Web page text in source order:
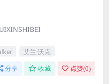
艾兰·沃克
分享 收藏 点赞(0)